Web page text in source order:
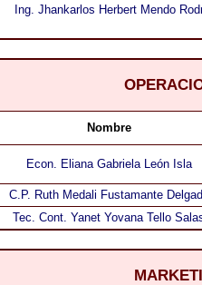
Ing. Jhankarlos Herbert Mendo
Nombre
Econ. Eliana Gabriela León Isla
C.P. Ruth Medali Fustamante
Tec. Cont. Yanet Yovana Tello